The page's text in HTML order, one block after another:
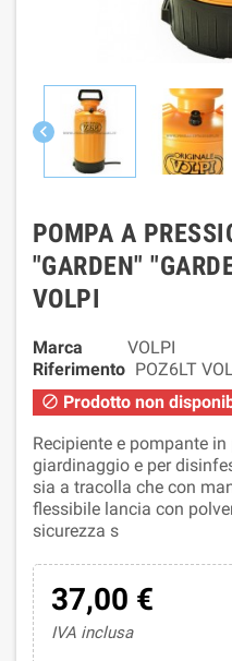

POMPA A
"GARDEN"
VOLPI
Marca
VOLPI
Riferimento POZ6LT
 Prodotto non
Recipiente e pompante
giardinaggio e per
sia a tracolla che con
flessibile lancia con
sicurezza s
37,00 €
IVA inclusa